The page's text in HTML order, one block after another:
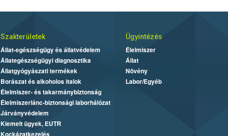
Szakterületek
Állat-egészségügy és állatvédelem
Állategészségügyi diagnosztika
Állatgyógyászati termékek
Borászat és alkoholos italok
Élelmiszer- és takarmánybiztonság
Élelmiszerlánc-biztonsági laborhálózat
Járványvédelem
Kiemelt ügyek, EUTR
Kockázatkezelés
Ügyintézés
Élelmiszer
Állat
Növény
Labor/Egyéb